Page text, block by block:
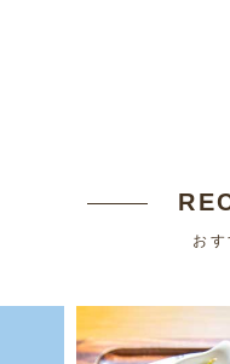
お